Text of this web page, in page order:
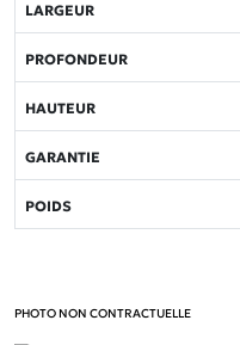
LARGEUR
PROFONDEUR
HAUTEUR
GARANTIE
POIDS
PHOTO NON CONTRACTUELLE